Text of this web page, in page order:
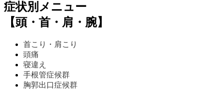
症状別メニュー
【頭・首・肩・腕】
首こり・肩こり
頭痛
寝違え
手根管症候群
胸郭出口症候群